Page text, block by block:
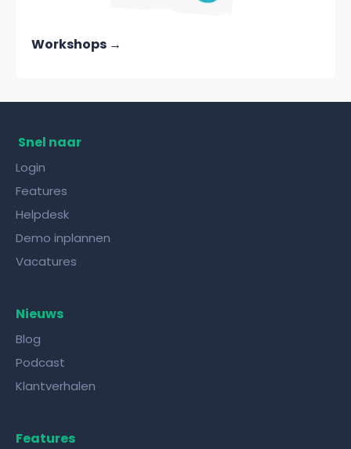
Workshops →
Snel naar
Login
Features
Helpdesk
Demo inplannen
Vacatures
Nieuws
Blog
Podcast
Klantverhalen
Features